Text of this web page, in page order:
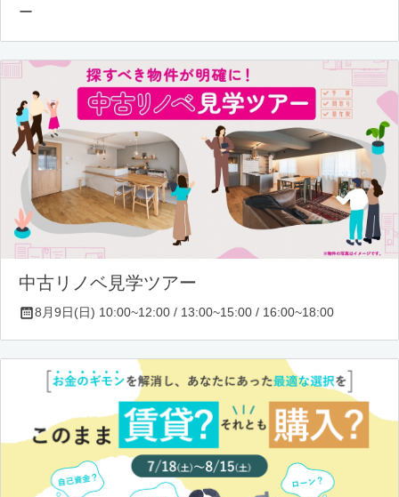
ー
中古リノベ見学ツアー
8月9日(日) 10:00~12:00 / 13:00~15:00 / 16:00~18:00